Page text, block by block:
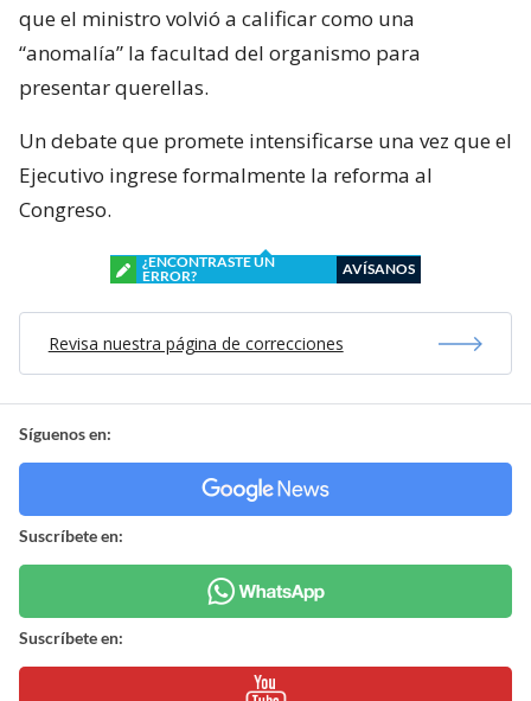
que el ministro volvió a calificar como una
“anomalía” la facultad del organismo para
presentar querellas.
Un debate que promete intensificarse una vez que el
Ejecutivo ingrese formalmente la reforma al
Congreso.
¿ENCONTRASTE UN
ERROR?
AVÍSANOS
Revisa nuestra página de correcciones
Síguenos en:
Suscríbete en:
Suscríbete en: